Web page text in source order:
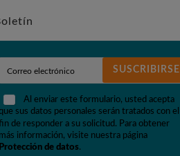
SUSCRIBIRSE
Al enviar este formulario, usted acepta
sus datos personales serán tratados con el
de responder a su solicitud. Para obtener
más información, visite nuestra página
Protección de datos.